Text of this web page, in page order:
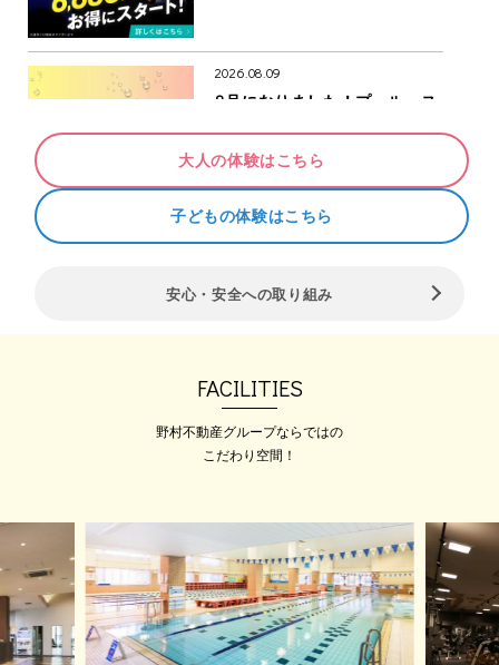
2026.08.09
8月になりました！プール・ス
ではジム以外にも…
【成人テニス】 8月エアコン
2026.08.01
ピラティス3,850円（税込）体験
レ…
2026.08.01
大人の体験はこちら
子どもの体験はこちら
安心・安全への取り組み
FACILITIES
野村不動産グループならではの
こだわり空間！